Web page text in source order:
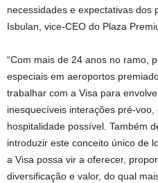
necessidades e expectativas dos
Isbulan, vice-CEO do Plaza
“Com mais de 24 anos no ramo,
especiais em aeroportos
trabalhar com a Visa para
inesquecíveis interações pré-
hospitalidade possível. Também
introduzir este conceito único de
a Visa possa vir a oferecer,
diversificação e valor, do qual